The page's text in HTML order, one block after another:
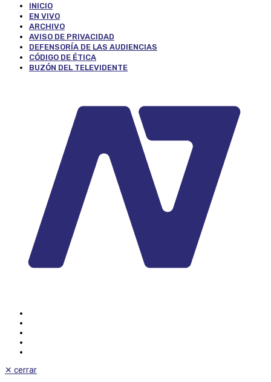
INICIO
EN VIVO
ARCHIVO
AVISO DE PRIVACIDAD
DEFENSORÍA DE LAS AUDIENCIAS
CÓDIGO DE ÉTICA
BUZÓN DEL TELEVIDENTE
✕ cerrar